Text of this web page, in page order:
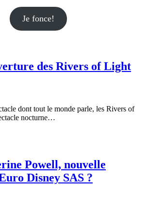
Je fonce!
des Rivers of Light
dont tout le monde parle, les Rivers of
nocturne…
Powell, nouvelle
Disney SAS ?